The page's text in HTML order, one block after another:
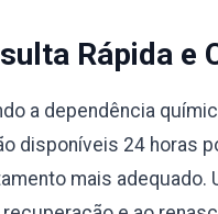
Rápida e
a dependência
disponíveis 24 horas
mais adequado.